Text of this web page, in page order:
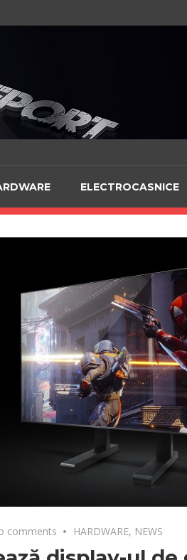
ELECTROCASNICE
comments HARDWARE, NEWS